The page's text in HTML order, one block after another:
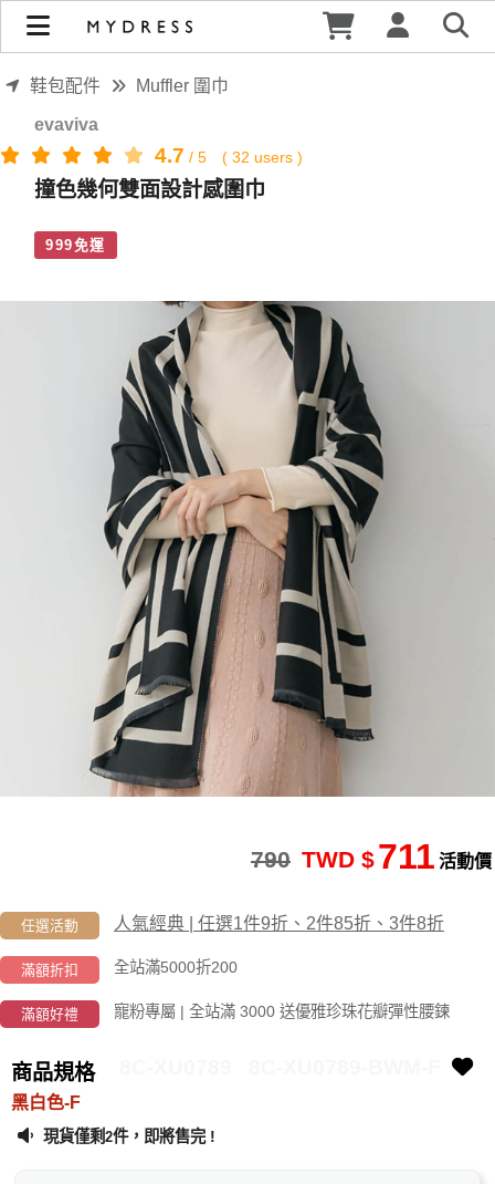
撞色幾何雙面設計感圍巾 | MYDRESS 時裳韓風
鞋包配件 Muffler 圍巾
evaviva
4.7 / 5 ( 32 users )
撞色幾何雙面設計感圍巾
999免運
活動價
711
TWD $
790
任選活動 人氣經典 | 任選1件9折、2件85折、3件8折
滿額折扣 全站滿5000折200
滿額好禮 寵粉專屬 | 全站滿 3000 送優雅珍珠花瓣彈性腰鍊
商品規格
黑白色-F
現貨僅剩2件，即將售完 !